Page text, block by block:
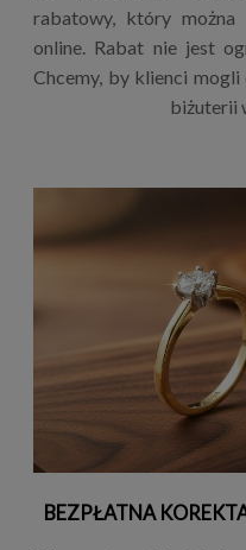
rabatowy, który można
online. Rabat nie jest
Chcemy, by klienci
biżuterii
BEZPŁATNA